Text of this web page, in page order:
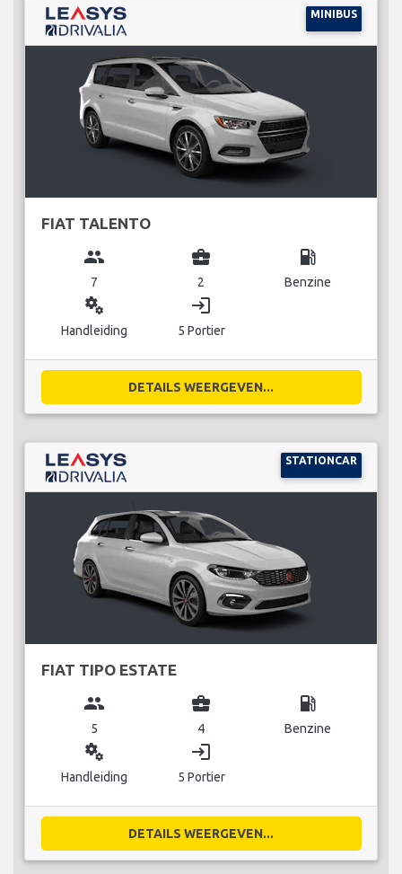
MINIBUS
FIAT TALENTO
group
7
business_center
2
local_gas_station
Benzine
miscellaneous_services
Handleiding
login
5 Portier
DETAILS WEERGEVEN...
STATIONCAR
FIAT TIPO ESTATE
group
5
business_center
4
local_gas_station
Benzine
miscellaneous_services
Handleiding
login
5 Portier
DETAILS WEERGEVEN...